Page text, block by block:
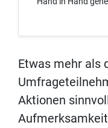
Etwas mehr als
Aktionen